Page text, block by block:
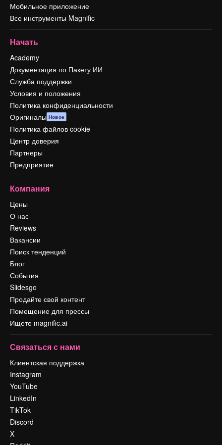
Мобильное приложение
Все инструменты Magnific
Начать
Academy
Документация по Пакету ИИ
Служба поддержки
Условия и положения
Политика конфиденциальности
Оригиналы Новое
Политика файлов cookie
Центр доверия
Партнеры
Предприятие
Компания
Цены
О нас
Reviews
Вакансии
Поиск тенденций
Блог
События
Slidesgo
Продайте свой контент
Помещение для прессы
Ищете magnific.ai
Связаться с нами
Клиентская поддержка
Instagram
YouTube
LinkedIn
TikTok
Discord
X